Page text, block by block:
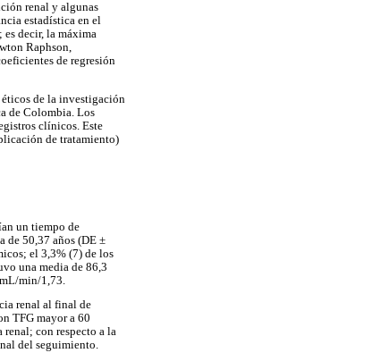
renal y algunas
estadística en el
decir, la máxima
Raphson,
de regresión
éticos de la investigación
de Colombia. Los
clínicos. Este
de tratamiento)
un tiempo de
de 50,37 años (DE ±
el 3,3% (7) de los
una media de 86,3
min/1,73.
renal al final de
TFG mayor a 60
renal; con respecto a la
del seguimiento.